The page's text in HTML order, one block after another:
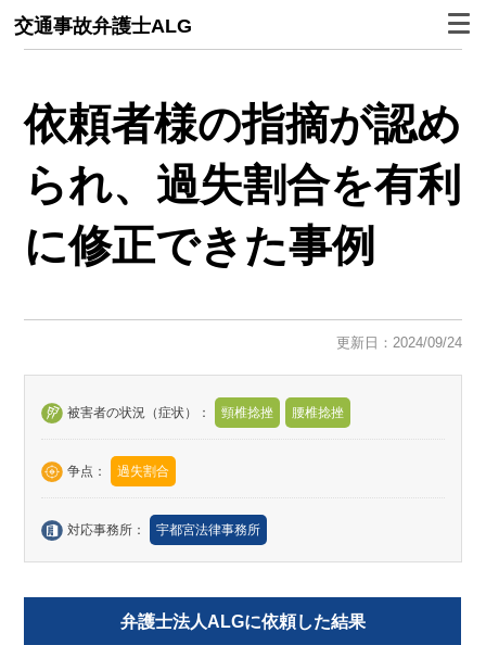
交通事故弁護士ALG
依頼者様の指摘が認め
られ、過失割合を有利
に修正できた事例
更新日：2024/09/24
被害者の状況（症状）： 頸椎捻挫 腰椎捻挫
争点： 過失割合
対応事務所： 宇都宮法律事務所
弁護士法人ALGに依頼した結果